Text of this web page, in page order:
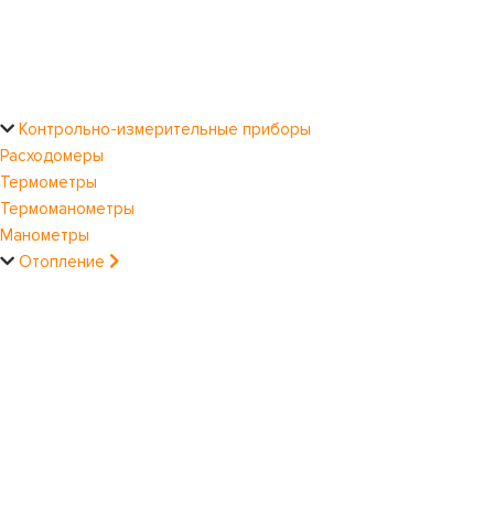
Контрольно-измерительные приборы
Расходомеры
Термометры
Термоманометры
Манометры
Отопление